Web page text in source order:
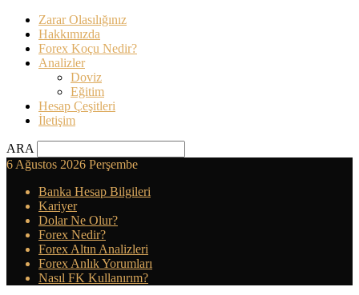
Zarar Olasılığınız
Hakkımızda
Forex Koçu Nedir?
Analizler
Doviz
Eğitim
Hesap Çeşitleri
İletişim
ARA
6 Ağustos 2026 Perşembe
Banka Hesap Bilgileri
Kariyer
Dolar Ne Olur?
Forex Nedir?
Forex Altın Analizleri
Forex Anlık Yorumları
Nasıl FK Kullanırım?